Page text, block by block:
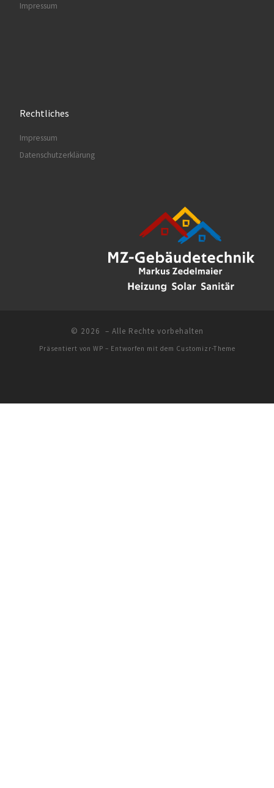
Impressum
Rechtliches
Impressum
Datenschutzerklärung
© 2026 – Alle Rechte vorbehalten
Präsentiert von WP – Entworfen mit dem Customizr-Theme